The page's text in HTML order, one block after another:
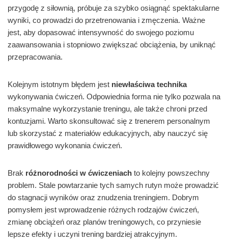
przygodę z siłownią, próbuje za szybko osiągnąć spektakularne
wyniki, co prowadzi do przetrenowania i zmęczenia. Ważne
jest, aby dopasować intensywność do swojego poziomu
zaawansowania i stopniowo zwiększać obciążenia, by uniknąć
przepracowania.
Kolejnym istotnym błędem jest niewłaściwa technika
wykonywania ćwiczeń. Odpowiednia forma nie tylko pozwala na
maksymalne wykorzystanie treningu, ale także chroni przed
kontuzjami. Warto skonsultować się z trenerem personalnym
lub skorzystać z materiałów edukacyjnych, aby nauczyć się
prawidłowego wykonania ćwiczeń.
Brak różnorodności w ćwiczeniach to kolejny powszechny
problem. Stale powtarzanie tych samych rutyn może prowadzić
do stagnacji wyników oraz znudzenia treningiem. Dobrym
pomysłem jest wprowadzenie różnych rodzajów ćwiczeń,
zmianę obciążeń oraz planów treningowych, co przyniesie
lepsze efekty i uczyni trening bardziej atrakcyjnym.